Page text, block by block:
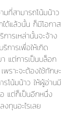
ที่สามารถโน้มน้าว
ด้แล้วนั้น ก็มีโอกาส
ารเหล่านั้นจะจ้าง
การเพื่อให้เกิด
แต่การเป็นบล็อก
พราะจะต้องใช้ทักษะ
รโน้มน้าว ให้ผู้อ่านมี
แต่ก็เป็นอีกหนึ่ง
ทุนอะไรเลย